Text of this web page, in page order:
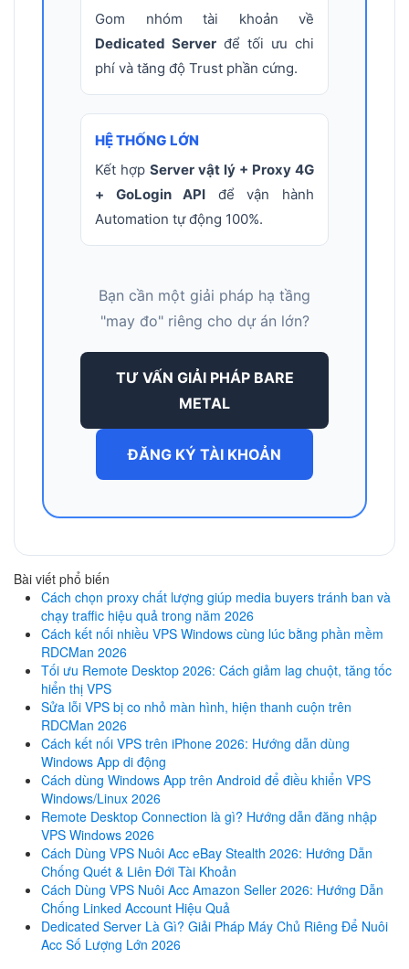
Gom nhóm tài khoản về
Dedicated Server để tối ưu chi
phí và tăng độ Trust phần cứng.
HỆ THỐNG LỚN
Kết hợp Server vật lý + Proxy 4G
+ GoLogin API để vận hành
Automation tự động 100%.
Bạn cần một giải pháp hạ tầng
"may đo" riêng cho dự án lớn?
TƯ VẤN GIẢI PHÁP BARE
METAL
ĐĂNG KÝ TÀI KHOẢN
Bài viết phổ biến
Cách chọn proxy chất lượng giúp media buyers tránh ban và
chạy traffic hiệu quả trong năm 2026
Cách kết nối nhiều VPS Windows cùng lúc bằng phần mềm
RDCMan 2026
Tối ưu Remote Desktop 2026: Cách giảm lag chuột, tăng tốc
hiển thị VPS
Sửa lỗi VPS bị co nhỏ màn hình, hiện thanh cuộn trên
RDCMan 2026
Cách kết nối VPS trên iPhone 2026: Hướng dẫn dùng
Windows App di động
Cách dùng Windows App trên Android để điều khiển VPS
Windows/Linux 2026
Remote Desktop Connection là gì? Hướng dẫn đăng nhập
VPS Windows 2026
Cách Dùng VPS Nuôi Acc eBay Stealth 2026: Hướng Dẫn
Chống Quét & Liên Đới Tài Khoản
Cách Dùng VPS Nuôi Acc Amazon Seller 2026: Hướng Dẫn
Chống Linked Account Hiệu Quả
Dedicated Server Là Gì? Giải Pháp Máy Chủ Riêng Để Nuôi
Acc Số Lượng Lớn 2026